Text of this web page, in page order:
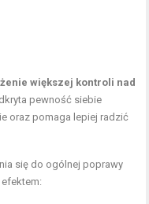
większej kontroli nad
pewność siebie
oraz pomaga lepiej radzić
się do ogólnej poprawy